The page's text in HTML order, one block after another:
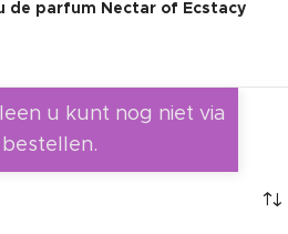
de parfum Nectar of Ecstacy
u kunt nog niet via